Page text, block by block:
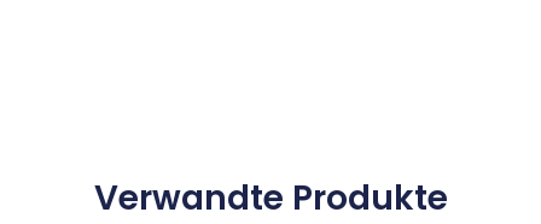
Verwandte Produkte